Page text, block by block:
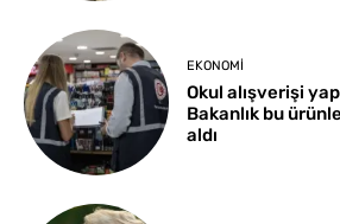
EKONOMI
Okul alışverişi
Bakanlık bu
aldı